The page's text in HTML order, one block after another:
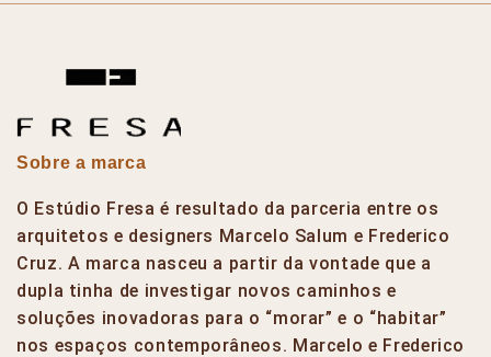
Sobre a marca
O Estúdio Fresa é resultado da parceria entre os
arquitetos e designers Marcelo Salum e Frederico
Cruz. A marca nasceu a partir da vontade que a
dupla tinha de investigar novos caminhos e
soluções inovadoras para o “morar” e o “habitar”
nos espaços contemporâneos. Marcelo e Frederico